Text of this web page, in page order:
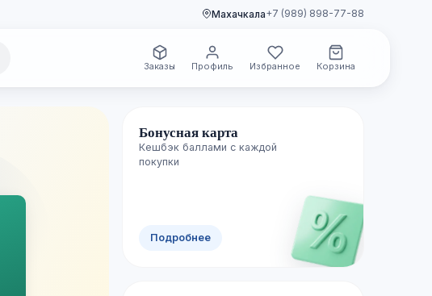
Махачкала+7 (989) 898-77-88
Заказы Профиль Избранное Корзина
🌿 Свежие поступления
Новинки уже
полках
Бонусная карта
Кешбэк баллами с каждой
покупки
Подробнее